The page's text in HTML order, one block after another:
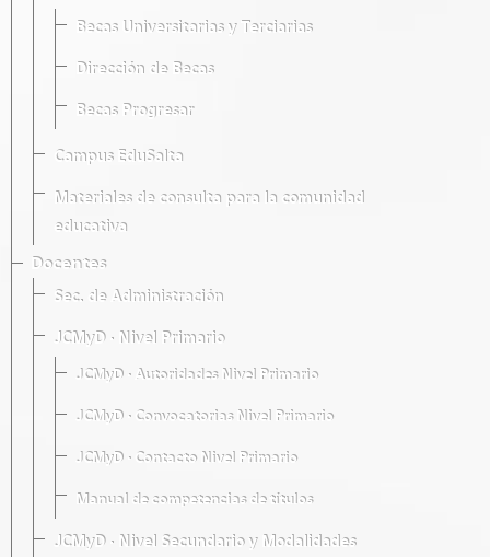
Becas Universitarias y Terciarias
Dirección de Becas
Becas Progresar
Campus EduSalta
Materiales de consulta para la comunidad
educativa
Docentes
Sec. de Administración
JCMyD · Nivel Primario
JCMyD · Autoridades Nivel Primario
JCMyD · Convocatorias Nivel Primario
JCMyD · Contacto Nivel Primario
Manual de competencias de títulos
JCMyD · Nivel Secundario y Modalidades